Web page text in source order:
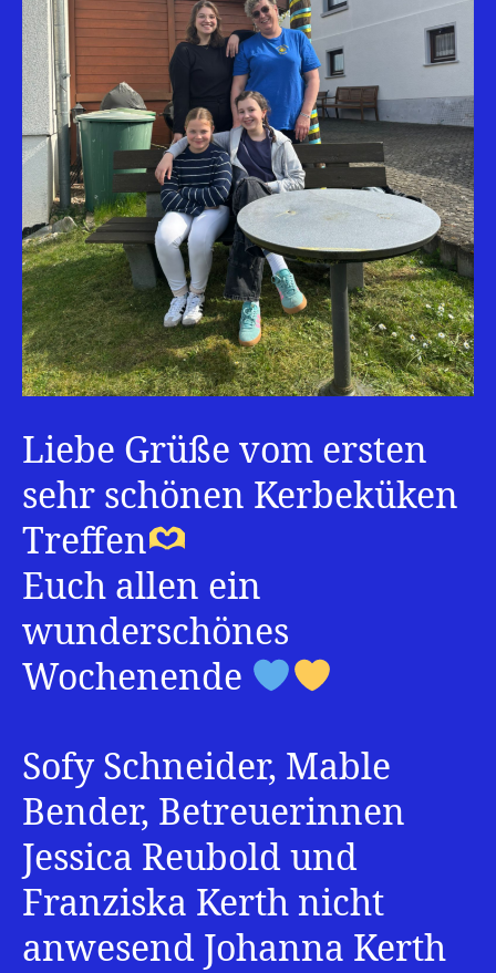
Liebe Grüße vom ersten
sehr schönen Kerbeküken
Treffen
Euch allen ein
wunderschönes
Wochenende
Sofy Schneider, Mable
Bender, Betreuerinnen
Jessica Reubold und
Franziska Kerth nicht
anwesend Johanna Kerth